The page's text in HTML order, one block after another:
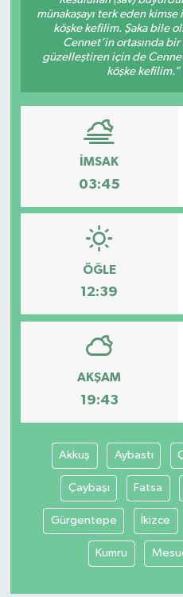
münakaşayı terk eden
köşke kefilim. Şaka bile
Cennet’in ortasında bir
güzelleştiren için de
köşke
İMSAK
03:45
ÖĞLE
12:39
AKŞAM
19:43
Akkuş Aybastı
Çaybaşı Fatsa
Gürgentepe İkizce
Kumru